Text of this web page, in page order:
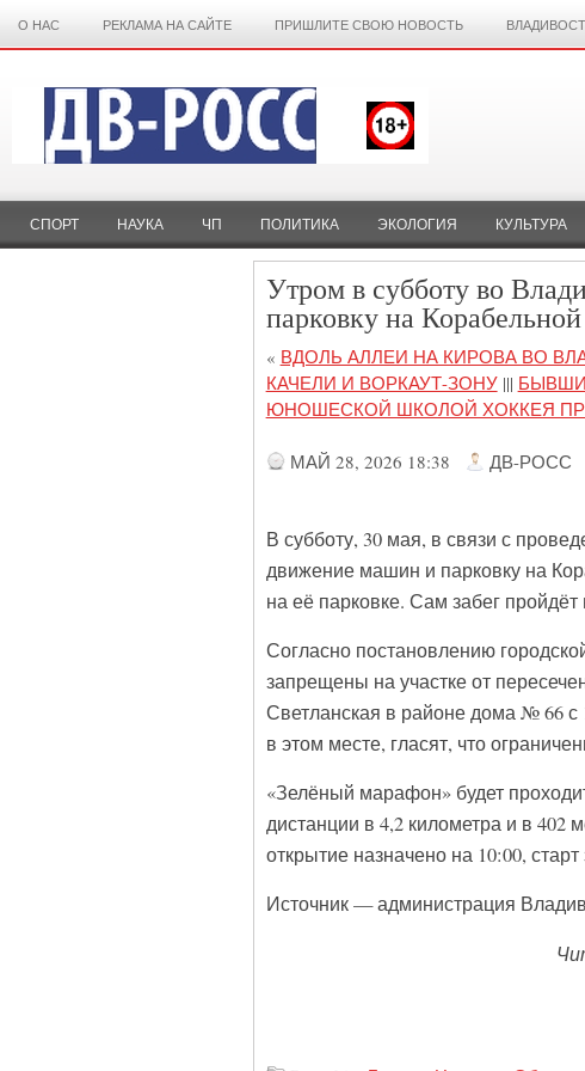
О НАС РЕКЛАМА НА САЙТЕ ПРИШЛИТЕ СВОЮ НОВОСТЬ
СПОРТ НАУКА ЧП ПОЛИТИКА ЭКОЛОГИЯ КУЛЬТУРА
Утром в субботу во
парковку на
« ВДОЛЬ АЛЛЕИ НА КИРОВА ВО
КАЧЕЛИ И ВОРКАУТ-ЗОНУ|||
ЮНОШЕСКОЙ ШКОЛОЙ ХОККЕЯ
МАЙ 28, 2026 18:38 ДВ-РОСС
В субботу, 30 мая, в связи с
движение машин и парковку на
на её парковке. Сам забег
Согласно постановлению
запрещены на участке от
Светланская в районе дома № 66 с
в этом месте, гласят, что
«Зелёный марафон» будет
дистанции в 4,2 километра и в 402
открытие назначено на 10:00,
Источник — администрация